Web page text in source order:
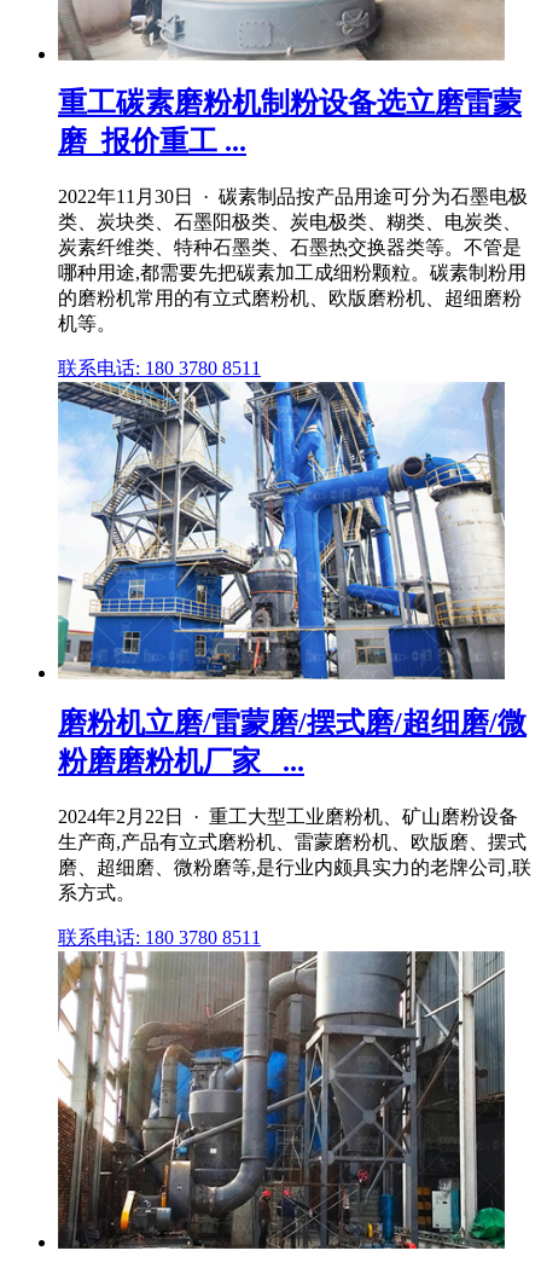
重工碳素磨粉机制粉设备选立磨雷蒙
磨_报价重工 ...
2022年11月30日 · 碳素制品按产品用途可分为石墨电极
类、炭块类、石墨阳极类、炭电极类、糊类、电炭类、
炭素纤维类、特种石墨类、石墨热交换器类等。不管是
哪种用途,都需要先把碳素加工成细粉颗粒。碳素制粉用
的磨粉机常用的有立式磨粉机、欧版磨粉机、超细磨粉
机等。
联系电话: 180 3780 8511
磨粉机立磨/雷蒙磨/摆式磨/超细磨/微
粉磨磨粉机厂家_ ...
2024年2月22日 · 重工大型工业磨粉机、矿山磨粉设备
生产商,产品有立式磨粉机、雷蒙磨粉机、欧版磨、摆式
磨、超细磨、微粉磨等,是行业内颇具实力的老牌公司,联
系方式。
联系电话: 180 3780 8511